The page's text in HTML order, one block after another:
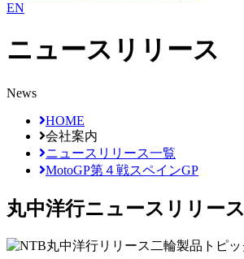
EN
ニュースリリース
News
HOME
会社案内
ニュースリリース一覧
MotoGP第４戦スペインGP
丸中洋行ニュースリリース